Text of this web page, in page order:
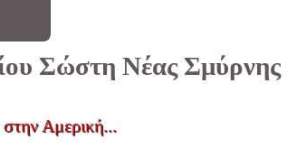
Σώστη Νέας Σμύρνης
Αμερική...